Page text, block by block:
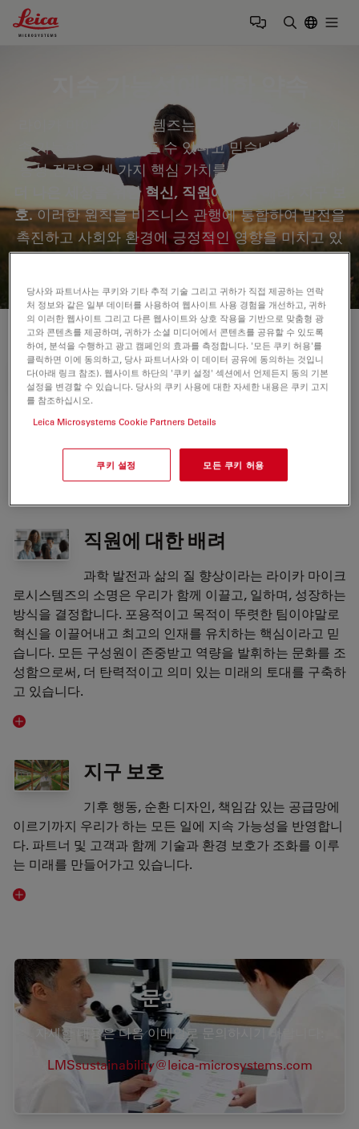
Leica Microsystems Logo
라이카 마이크로시스템즈는 과학과 혁신이 보다 지
속 가능한 미래를 만들 수 있다고 믿습니다. 지속 가
능성 전략은 세 가지 핵심 가치를 기반으로 합니다:
더 나은 세상을 위한 혁신, 직원에 대한 배려, 지구 보
호.이러한 원칙을 비즈니스 관행에 통합하여 발전을
촉진하고 사회와 환경에 긍정적인 영향을 미치고 있
습니다.
지속 가능성 전략
더 나은 세상을 위한 혁신
우리의 핵심 가치 중 하나는 혁신이 우리의 미
래를 정의한다는 것입니다. 혁신은 현재의 삶의 질을 높이고
솔루션의 원동력입니다.
직원에 대한 배려
과학 발전과 삶의 질 향상이라는 라이카 마이크
로시스템즈의 소명은 우리가 함께 이끌고, 일하며, 성장하는
방식을 결정합니다. 포용적이고 목적이 뚜렷한 팀이야말로
혁신을 이끌어내고 최고의 인재를 유치하는 핵심이라고 믿
습니다. 모든 구성원이 존중받고 역량을 발휘하는 문화를 조
성함으로써, 더 탄력적이고 의미 있는 미래의 토대를 구축하
고 있습니다.
지구 보호
기후 행동, 순환 디자인, 책임감 있는 공급망에
이르기까지 우리가 하는 모든 일에 지속 가능성을 반영합니
다. 파트너 및 고객과 함께 기술과 환경 보호가 조화를 이루
는 미래를 만들어가고 있습니다.
문의하기
자세한 내용은 다음 이메일로 문의하시기 바랍니다:
LMSsustainability@leica-microsystems.com
당사와 파트너사는 쿠키와 기타 추적 기술 그리고 귀하가 직접 제공하는 연락
처 정보와 같은 일부 데이터를 사용하여 웹사이트 사용 경험을 개선하고, 귀하
의 이러한 웹사이트 그리고 다른 웹사이트와 상호 작용을 기반으로 맞춤형 광
고와 콘텐츠를 제공하며, 귀하가 소셜 미디어에서 콘텐츠를 공유할 수 있도록
하여, 분석을 수행하고 광고 캠페인의 효과를 측정합니다. '모든 쿠키 허용'를
클릭하면 이에 동의하고, 당사 파트너사와 이 데이터 공유에 동의하는 것입니
다(아래 링크 참조). 웹사이트 하단의 '쿠키 설정' 섹션에서 언제든지 동의 기본
설정을 변경할 수 있습니다. 당사의 쿠키 사용에 대한 자세한 내용은 쿠키 고지
를 참조하십시오.
Leica Microsystems Cookie Partners Details
쿠키 설정 모든 쿠키 허용